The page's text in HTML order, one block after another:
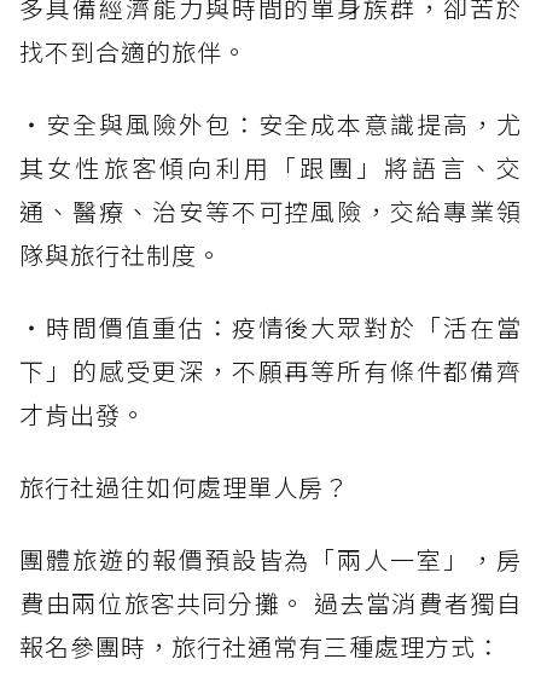
多具備經濟能力與時間的單身族群，卻苦於
找不到合適的旅伴。
・安全與風險外包：安全成本意識提高，尤
其女性旅客傾向利用「跟團」將語言、交
通、醫療、治安等不可控風險，交給專業領
隊與旅行社制度。
・時間價值重估：疫情後大眾對於「活在當
下」的感受更深，不願再等所有條件都備齊
才肯出發。
旅行社過往如何處理單人房？
團體旅遊的報價預設皆為「兩人一室」，房
費由兩位旅客共同分攤。 過去當消費者獨自
報名參團時，旅行社通常有三種處理方式：